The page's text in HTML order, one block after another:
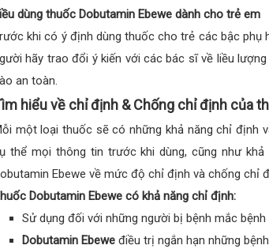
dùng thuốc Dobutamin Ebewe dành cho trẻ em
khi có ý định dùng thuốc cho trẻ các bậc phụ
hãy trao đổi ý kiến với các bác sĩ về liều
an toàn.
hiểu về chỉ định & Chống chỉ định của
một loại thuốc sẽ có những khả năng chỉ định
thể mọi thông tin trước khi dùng, cũng như
Ebewe về mức độ chỉ định và chống chỉ
Dobutamin Ebewe có khả năng chỉ định:
Sử dụng đối với những người bị bệnh mắc
Dobutamin Ebewe điều trị ngắn hạn những